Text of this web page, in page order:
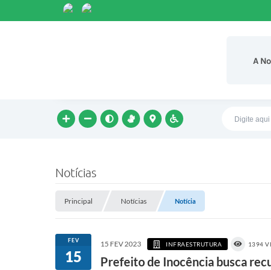
A
Notícias
Principal Notícias Notícia
FEV
15
15 FEV 2023 INFRAESTRUTURA 1394
Prefeito de Inocência busca